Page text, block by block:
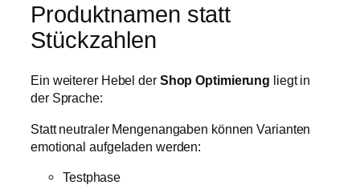
Produktnamen statt
Stückzahlen
Ein weiterer Hebel der Shop Optimierung liegt in
der Sprache:
Statt neutraler Mengenangaben können Varianten
emotional aufgeladen werden:
Testphase